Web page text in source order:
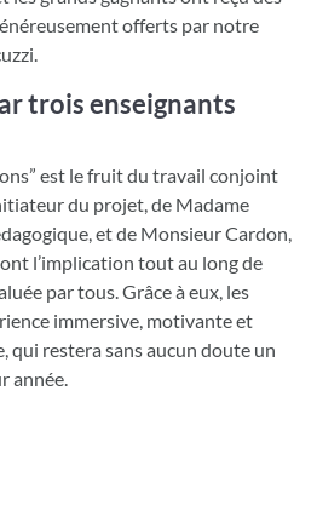
offerts par notre
trois enseignants
est le fruit du travail conjoint
du projet, de Madame
et de Monsieur Cardon,
l’implication tout au long de
par tous. Grâce à eux, les
immersive, motivante et
restera sans aucun doute un
année.